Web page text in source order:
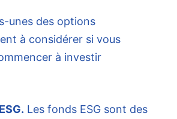
unes des options
à considérer si vous
à investir
Les fonds ESG sont des